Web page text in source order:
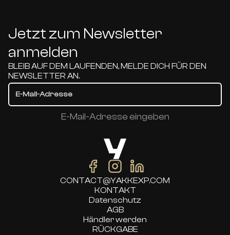
Jetzt zum Newsletter
anmelden
BLEIB AUF DEM LAUFENDEN, MELDE DICH FÜR DEN
NEWSLETTER AN.
E-Mail-Adresse eingeben
CONTACT@YAKKEXP.COM
KONTAKT
Datenschutz
AGB
Händler werden
RÜCKGABE